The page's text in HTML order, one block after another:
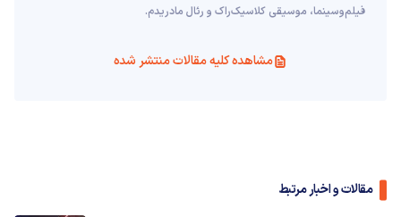
فیلم‌و‌سینما، موسیقی کلاسیک‌راک و رئال مادریدم.
مشاهده کلیه مقالات منتشر شده
مقالات و اخبار مرتبط